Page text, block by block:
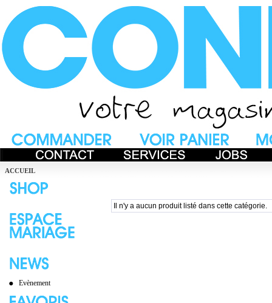
ACCUEIL
Evènement
Il n'y a aucun produit listé dans cette catégorie.